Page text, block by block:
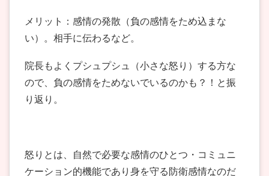
メリット：感情の発散（負の感情をため込まな
い）。相手に伝わるなど。
院長もよくプシュプシュ（小さな怒り）する方な
ので、負の感情をためないでいるのかも？！と振
り返り。
怒りとは、自然で必要な感情のひとつ・コミュニ
ケーション的機能であり身を守る防衛感情なのだ